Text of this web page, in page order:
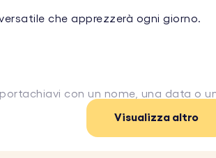
che apprezzerà ogni giorno.
con un nome, una data o
Visualizza altro